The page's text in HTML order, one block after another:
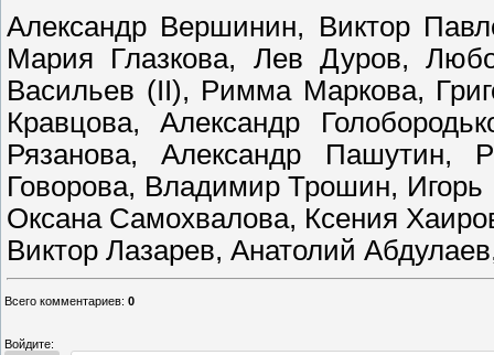
Александр Вершинин, Виктор
Мария Глазкова, Лев Дуров,
Васильев (II), Римма Маркова,
Кравцова, Александр
Рязанова, Александр
Говорова, Владимир Трошин,
Оксана Самохвалова, Ксения
Виктор Лазарев, Анатолий
Всего комментариев: 0
Войдите: